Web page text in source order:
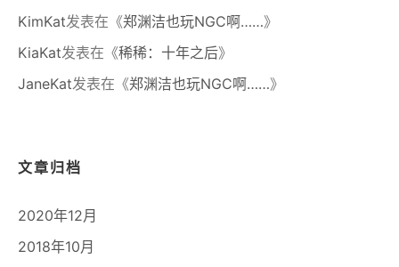
KimKat发表在《郑渊洁也玩NGC啊……》
KiaKat发表在《稀稀：十年之后》
JaneKat发表在《郑渊洁也玩NGC啊……》
文章归档
2020年12月
2018年10月